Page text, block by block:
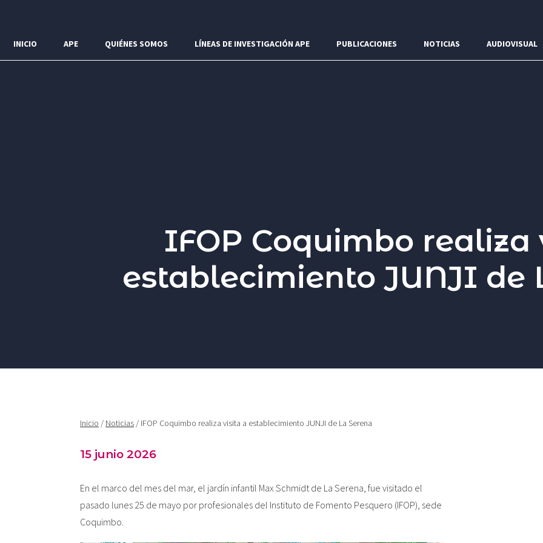
INICIO APE QUIÉNES SOMOS LÍNEAS DE INVESTIGACIÓN APE PUBLICACIONES NOTICIAS AUDIOVISUAL
IFOP Coquimbo realiza
establecimiento JUNJI de
Inicio / Noticias / IFOP Coquimbo realiza visita a establecimiento JUNJI de La Serena
15 junio 2026
En el marco del mes del mar, el jardín infantil Max Schmidt de La Serena, fue visitado el
pasado lunes 25 de mayo por profesionales del Instituto de Fomento Pesquero (IFOP), sede
Coquimbo.